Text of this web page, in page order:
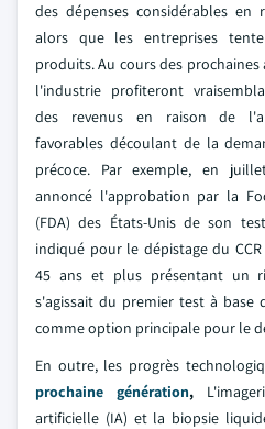
des dépenses considérables en
alors que les entreprises
produits. Au cours des
l'industrie profiteront
des revenus en raison de
favorables découlant de la
précoce. Par exemple, en
annoncé l'approbation par la
(FDA) des États-Unis de son
indiqué pour le dépistage du
45 ans et plus présentant un
s'agissait du premier test à base
comme option principale pour le
En outre, les progrès
prochaine génération,
artificielle (IA) et la biopsie